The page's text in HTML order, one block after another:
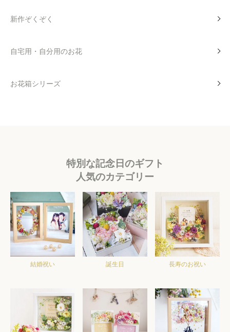
新作ぞくぞく
自宅用・自分用のお花
お花箱シリーズ
特別な記念日のギフト
人気のカテゴリー
結婚祝い 誕生日 長寿のお祝い